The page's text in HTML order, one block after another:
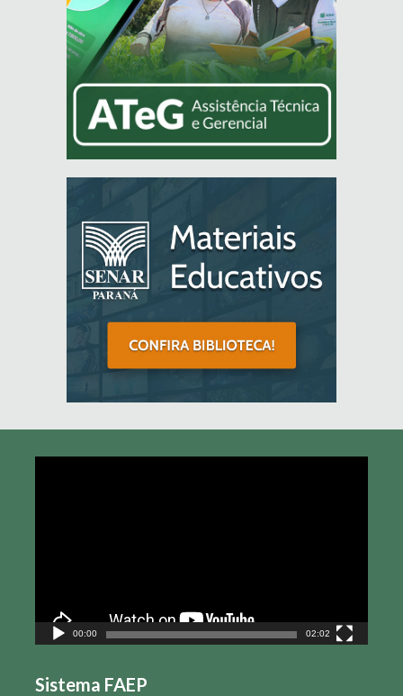
00:00 02:02
Sistema FAEP